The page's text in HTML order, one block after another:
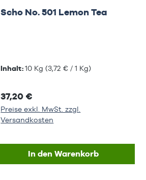
Scho No. 501 Lemon Tea
Inhalt:10 Kg(3,72 € / 1 Kg)
37,20 €
Preise exkl. MwSt. zzgl.
Versandkosten
In den Warenkorb